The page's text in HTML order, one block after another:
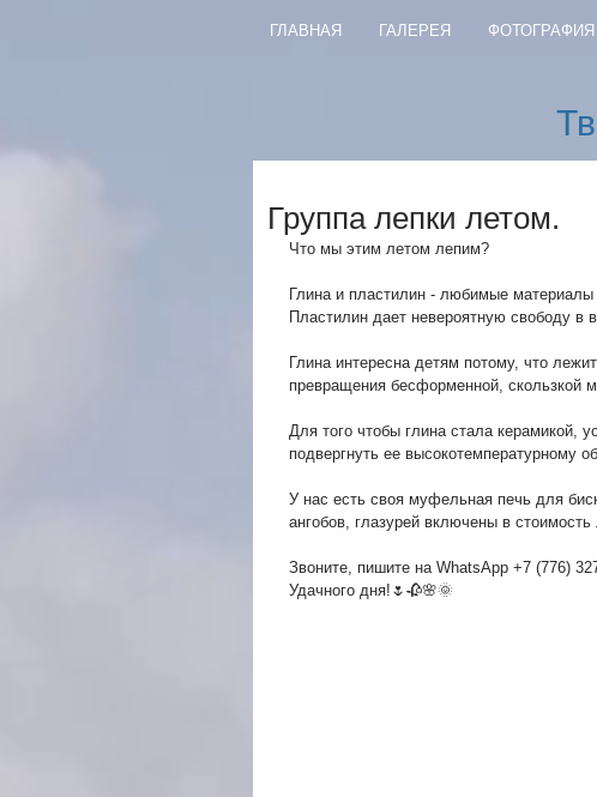
ГЛАВНАЯ ГАЛЕРЕЯ ФОТОГРАФИЯ
Группа лепки летом.
Что мы этим летом лепим?
Глина и пластилин - любимые материалы
Пластилин дает невероятную свободу в
Глина интересна детям потому, что
превращения бесформенной, скользкой
Для того чтобы глина стала керамикой,
подвергнуть ее высокотемпературному
У нас есть своя муфельная печь для
ангобов, глазурей включены в стоимость
Звоните, пишите на WhatsApp +7 (776)
Удачного дня!🌷🥀🌸🌞